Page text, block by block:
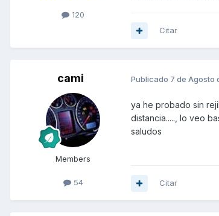
120
Citar
cami
Members
54
Publicado 7 de Agosto
ya he probado sin
distancia....., lo veo
saludos
Citar